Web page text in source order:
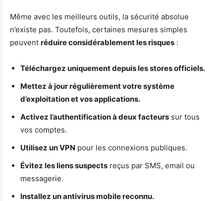
Même avec les meilleurs outils, la sécurité absolue
n’existe pas. Toutefois, certaines mesures simples
peuvent réduire considérablement les risques :
Téléchargez uniquement depuis les stores officiels.
Mettez à jour régulièrement votre système
d’exploitation et vos applications.
Activez l’authentification à deux facteurs sur tous
vos comptes.
Utilisez un VPN pour les connexions publiques.
Évitez les liens suspects reçus par SMS, email ou
messagerie.
Installez un antivirus mobile reconnu.